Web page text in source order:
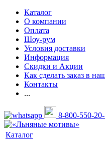
Каталог
О компании
Оплата
Шоу-рум
Условия доставки
Информация
Скидки и Акции
Как сделать заказ в
Контакты
...
8-800-550-
Каталог